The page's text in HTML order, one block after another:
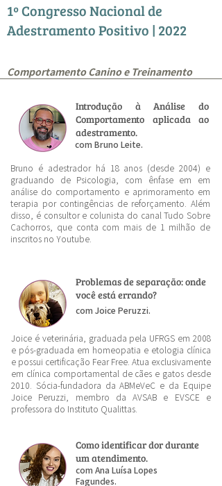
1º Congresso Nacional de
Adestramento Positivo | 2022
Comportamento Canino e Treinamento
Introdução à Análise do
Comportamento aplicada ao
adestramento.
com Bruno Leite.
Bruno é adestrador há 18 anos (desde 2004) e
graduando de Psicologia, com ênfase em em
análise do comportamento e aprimoramento em
terapia por contingências de reforçamento. Além
disso, é consultor e colunista do canal Tudo Sobre
Cachorros, que conta com mais de 1 milhão de
inscritos no Youtube.
Problemas de separação: onde
você está errando?
com Joice Peruzzi.
Joice é veterinária, graduada pela UFRGS em 2008
e pós-graduada em homeopatia e etologia clínica
e possui certificação Fear Free. Atua exclusivamente
em clínica comportamental de cães e gatos desde
2010. Sócia-fundadora da ABMeVeC e da Equipe
Joice Peruzzi, membro da AVSAB e EVSCE e
professora do Instituto Qualittas.
Como identificar dor durante
um atendimento.
com Ana Luísa Lopes
Fagundes.